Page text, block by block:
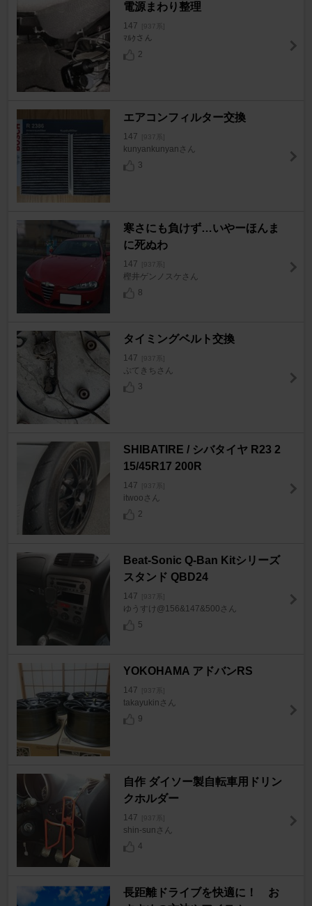
電源まわり整理
147 [937系]
ﾏﾙｸさん
2
エアコンフィルター交換
147 [937系]
kunyankunyanさん
3
寒さにも負けず…いやーほんま
に死ぬわ
147 [937系]
樫井ゲンノスケさん
8
タイミングベルト交換
147 [937系]
ぷてきちさん
3
SHIBATIRE / シバタイヤ R23 2
15/45R17 200R
147 [937系]
itwooさん
2
Beat-Sonic Q-Ban Kitシリーズ
スタンド QBD24
147 [937系]
ゆうすけ@156&147&500さん
5
YOKOHAMA アドバンRS
147 [937系]
takayukinさん
9
自作 ダイソー製自転車用ドリン
クホルダー
147 [937系]
shin-sunさん
4
長距離ドライブを快適に！ お